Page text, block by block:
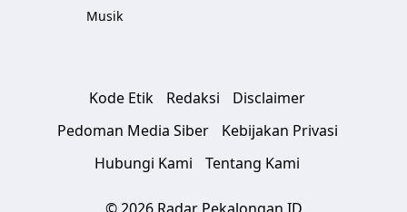
Musik
Kode Etik Redaksi
Disclaimer
Pedoman Media Siber
Kebijakan Privasi
Hubungi Kami
Tentang Kami